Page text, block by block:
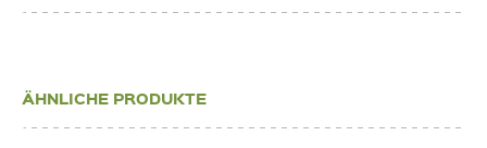
ÄHNLICHE PRODUKTE